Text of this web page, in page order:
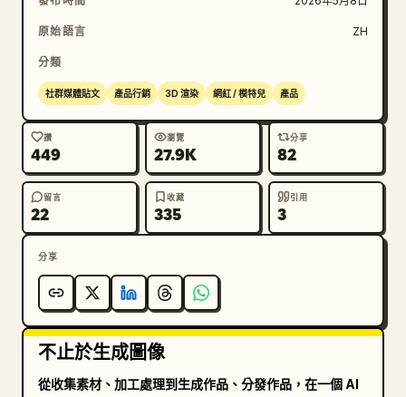
原始語言 ZH
分類
社群媒體貼文 產品行銷 3D 渲染 網紅 / 模特兒 產品
讚
449
瀏覽
27.9K
分享
82
留言
22
收藏
335
引用
3
分享
不止於生成圖像
從收集素材、加工處理到生成作品、分發作品，在一個 AI